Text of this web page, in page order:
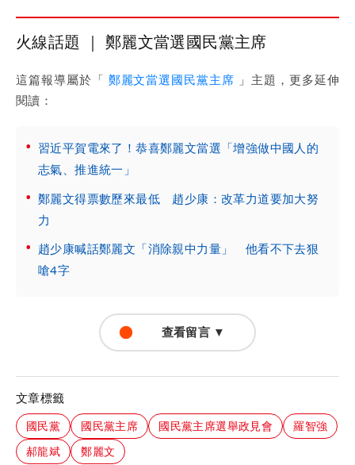
火線話題 ｜ 鄭麗文當選國民黨主席
這篇報導屬於「 鄭麗文當選國民黨主席 」主題，更多延伸
閱讀：
習近平賀電來了！恭喜鄭麗文當選「增強做中國人的
志氣、推進統一」
鄭麗文得票數歷來最低 趙少康：改革力道要加大努
力
趙少康喊話鄭麗文「消除親中力量」 他看不下去狠
嗆4字
查看留言 ▼
文章標籤
國民黨 國民黨主席 國民黨主席選舉政見會
羅智強
郝龍斌
鄭麗文